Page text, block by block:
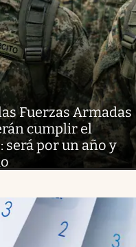
Fuerzas Armadas
cumplir el
por un año y